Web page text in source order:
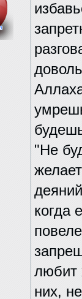
"Не
когда
любит
них,